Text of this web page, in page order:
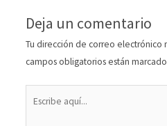
Deja un comentario
Tu dirección de correo electrónico
campos obligatorios están